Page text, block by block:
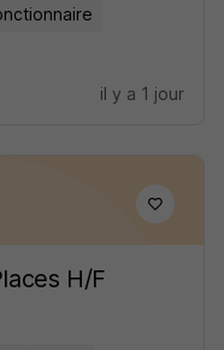
il y a 1 jour
H/F